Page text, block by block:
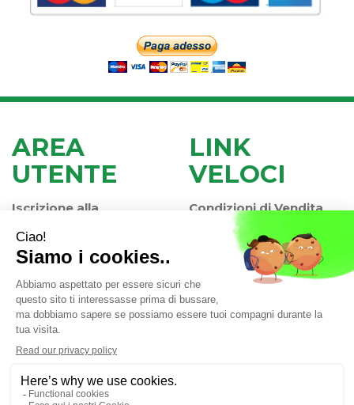
AREA
UTENTE
Iscrizione alla
Newsletter
Contatti
Informativa Privacy
LINK
VELOCI
Condizioni di Vendita
Modalità di Pagamento
Modalità di Spedizione
e Ritiro
Valli di Chioggia (VE)
info@farmaciaiaccheri.it